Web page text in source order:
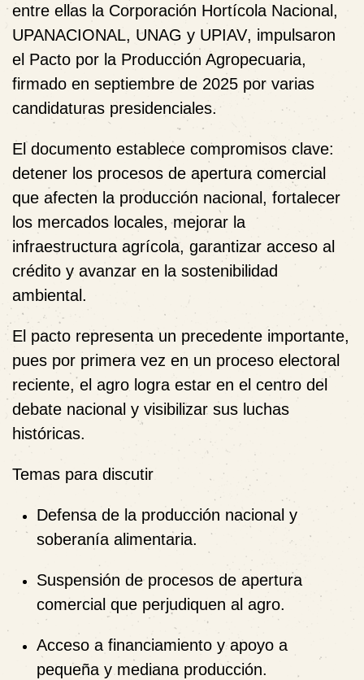
entre ellas la Corporación Hortícola Nacional,
UPANACIONAL, UNAG y UPIAV, impulsaron
el Pacto por la Producción Agropecuaria,
firmado en septiembre de 2025 por varias
candidaturas presidenciales.
El documento establece compromisos clave:
detener los procesos de apertura comercial
que afecten la producción nacional, fortalecer
los mercados locales, mejorar la
infraestructura agrícola, garantizar acceso al
crédito y avanzar en la sostenibilidad
ambiental.
El pacto representa un precedente importante,
pues por primera vez en un proceso electoral
reciente, el agro logra estar en el centro del
debate nacional y visibilizar sus luchas
históricas.
Temas para discutir
Defensa de la producción nacional y
soberanía alimentaria.
Suspensión de procesos de apertura
comercial que perjudiquen al agro.
Acceso a financiamiento y apoyo a
pequeña y mediana producción.